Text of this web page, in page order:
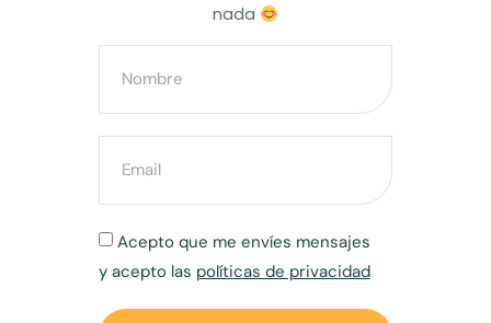
nada
Acepto que me envíes mensajes
y acepto las políticas de privacidad